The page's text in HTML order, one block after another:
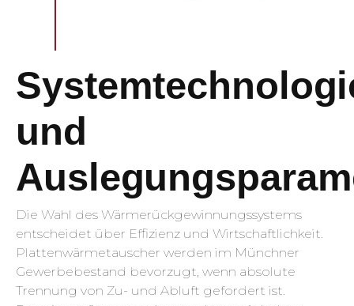
und
Die Wahl des Wärmerückgewinnungssystems
entscheidet über Effizienz und Wirtschaftlichkeit.
Plattenwärmetauscher werden im Münchner
Gewerbebestand bevorzugt, wenn absolute
Trennung von Zu- und Abluft gefordert ist.